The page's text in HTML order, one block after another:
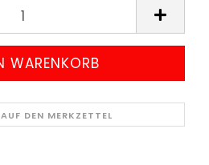
AUF DEN MERKZETTEL